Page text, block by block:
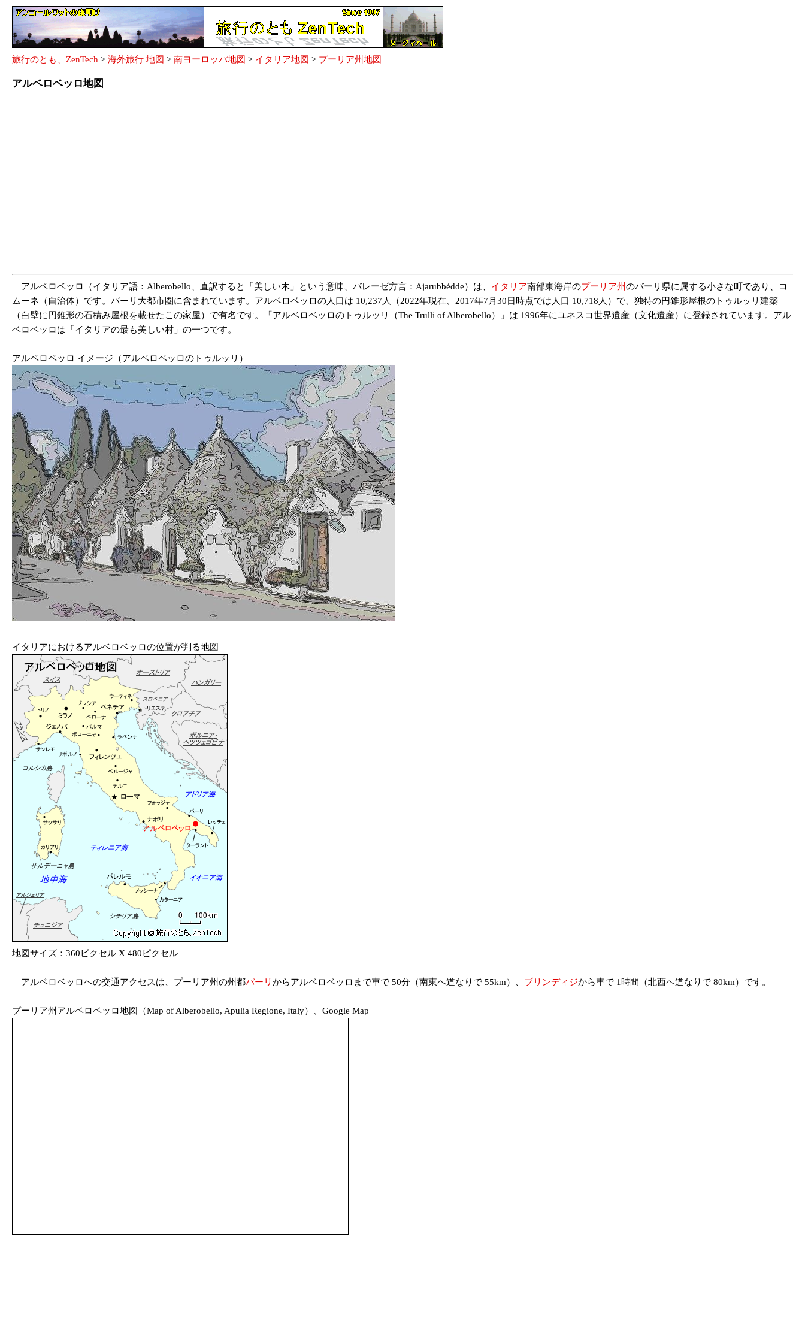
旅行のとも、ZenTech > 海外旅行 地図 > 南ヨーロッパ地図 > イタリア地図 > プーリア州地図
アルベロベッロ地図
アルベロベッロ（イタリア語：Alberobello、直訳すると「美しい木」という意味、バレーゼ方言：Ajarubbédde）は、 イタリア南部東海岸のプーリア州のバーリ県に属する小さな町であり、コ
ムーネ（自治体）です。バーリ大都市圏に含まれています。アルベロベッロの人口は 10,237人（2022年現在、2017年7月30日時点では人口 10,718人）で、独特の円錐形屋根のトゥルッリ建築
（白壁に円錐形の石積み屋根を載せたこの家屋）で有名です。「アルベロベッロのトゥルッリ（The Trulli of Alberobello）」は 1996年にユネスコ世界遺産（文化遺産）に登録されています。アル
ベロベッロは「イタリアの最も美しい村」の一つです。
アルベロベッロ イメージ（アルベロベッロのトゥルッリ）
イタリアにおけるアルベロベッロの位置が判る地図
地図サイズ：360ピクセル X 480ピクセル
アルベロベッロへの交通アクセスは、プーリア州の州都バーリ からアルベロベッロまで車で 50分（南東へ道なりで 55km）、 ブリンディジから車で 1時間（北西へ道なりで 80km）です。
プーリア州アルベロベッロ地図（Map of Alberobello, Apulia Regione, Italy）、Google Map